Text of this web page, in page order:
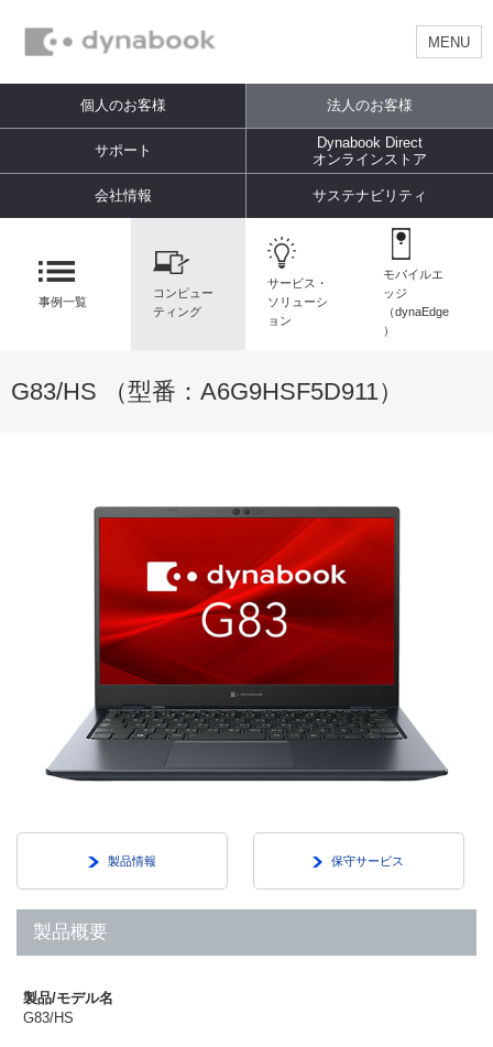
MENU
個人のお客様 法人のお客様
サポート
Dynabook Direct
オンラインストア
会社情報 サステナビリティ
事例一覧
コンピュー
ティング
サービス・
ソリューシ
ョン
モバイルエ
ッジ
（dynaEdge
）
G83/HS （型番： A6G9HSF5D911）
製品情報 保守サービス
製品概要
製品/モデル名
G83/HS